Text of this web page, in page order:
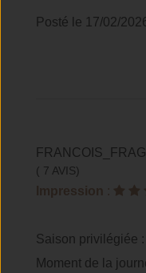
Posté le 17/02/
( 7 AVIS)
Impression :
Saison privilégiée :
Moment de la